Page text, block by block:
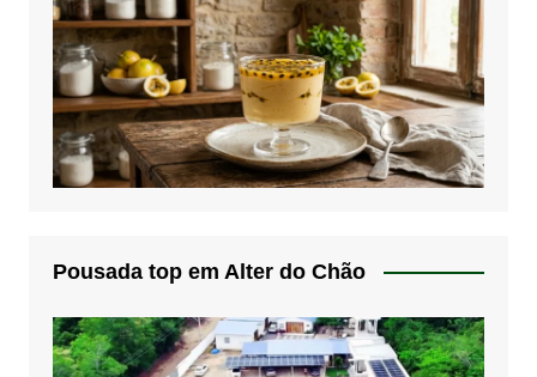
Pousada top em Alter do Chão